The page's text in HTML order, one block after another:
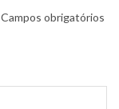
Campos obrigatórios